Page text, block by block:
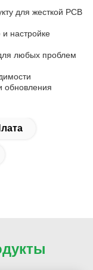
для жесткой PCB
настройке
любых проблем
обновления